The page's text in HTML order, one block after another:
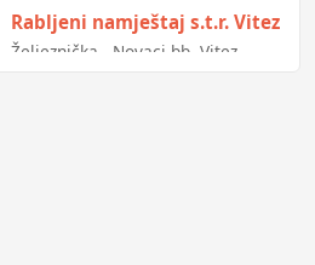
Rabljeni namještaj s.t.r. Vitez
Željeznička - Novaci bb, Vitez,